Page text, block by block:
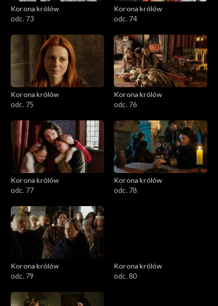
Korona królów
odc. 73
Korona królów
odc. 74
Korona królów
odc. 75
Korona królów
odc. 76
Korona królów
odc. 77
Korona królów
odc. 78
Korona królów
odc. 79
Korona królów
odc. 80